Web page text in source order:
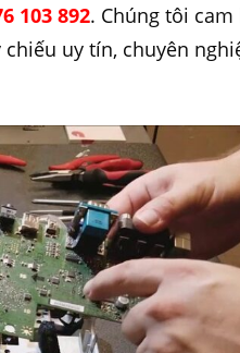
103 892. Chúng tôi
uy tín, chuyên